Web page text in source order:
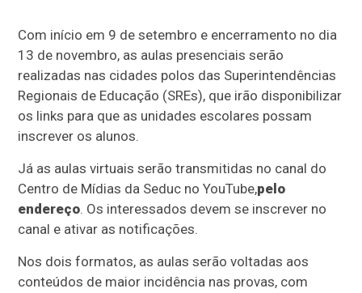
Com início em 9 de setembro e encerramento no dia
13 de novembro, as aulas presenciais serão
realizadas nas cidades polos das Superintendências
Regionais de Educação (SREs), que irão disponibilizar
os links para que as unidades escolares possam
inscrever os alunos.
Já as aulas virtuais serão transmitidas no canal do
Centro de Mídias da Seduc no YouTube,pelo
endereço. Os interessados devem se inscrever no
canal e ativar as notificações.
Nos dois formatos, as aulas serão voltadas aos
conteúdos de maior incidência nas provas, com